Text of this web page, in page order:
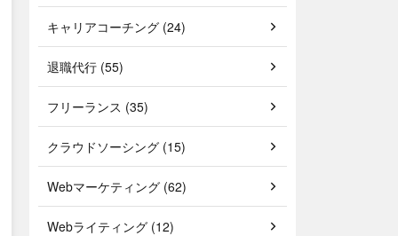
キャリアコーチング (24)
退職代行 (55)
フリーランス (35)
クラウドソーシング (15)
Webマーケティング (62)
Webライティング (12)